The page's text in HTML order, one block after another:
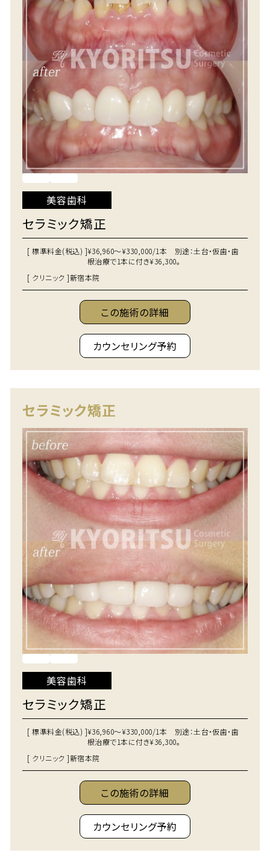
美容歯科
セラミック矯正
[ 標準料金(税込) ]¥36,960～¥330,000/1本 別途：土台・仮歯・歯
根治療で1本に付き¥36,300。
[ クリニック ]新宿本院
この施術の詳細
カウンセリング予約
セラミック矯正
美容歯科
セラミック矯正
[ 標準料金(税込) ]¥36,960～¥330,000/1本 別途：土台・仮歯・歯
根治療で1本に付き¥36,300。
[ クリニック ]新宿本院
この施術の詳細
カウンセリング予約